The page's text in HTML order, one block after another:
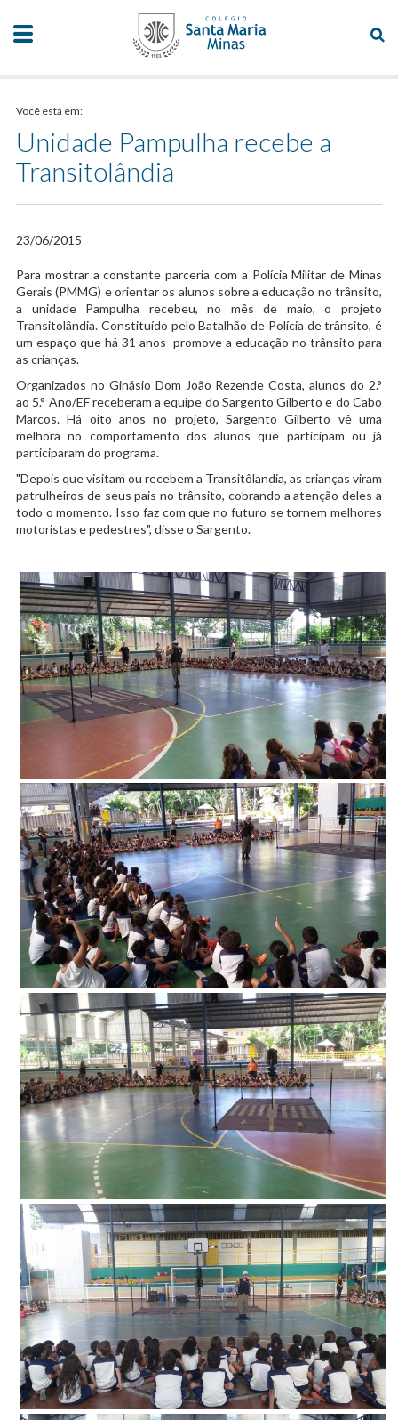
Você está em:
Unidade Pampulha recebe a
Transitolândia
23/06/2015
​Para mostrar a constante parceria com a Polícia Militar de Minas
Gerais (PMMG) e orientar os alunos sobre a educação no trânsito,
a unidade Pampulha recebeu, no mês de maio, o projeto
Transitolândia. Constituído pelo Batalhão de Polícia de trânsito, é
um espaço que há 31 anos promove a educação no trânsito para
as crianças.
Organizados no Ginásio Dom João Rezende Costa, alunos do 2.°
ao 5.° Ano/EF receberam a equipe do Sargento Gilberto e do Cabo
Marcos. Há oito anos no projeto, Sargento Gilberto vê uma
melhora no comportamento dos alunos que participam ou já
participaram do programa.
"Depois que visitam ou recebem a Transitôlandia, as crianças viram
patrulheiros de seus pais no trânsito, cobrando a atenção deles a
todo o momento. Isso faz com que no futuro se tornem melhores
motoristas e pedestres", disse o Sargento.